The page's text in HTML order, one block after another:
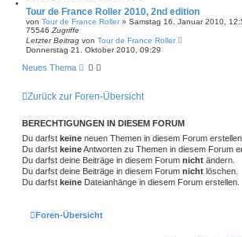
Tour de France Roller 2010, 2nd edition
von Tour de France Roller» Samstag 16. Januar 2010,
75546 Zugriffe
Letzter Beitrag von Tour de France Roller
Donnerstag 21. Oktober 2010, 09:29
Neues Thema
Zurück zur Foren-Übersicht
BERECHTIGUNGEN IN DIESEM FORUM
Du darfst keine neuen Themen in diesem Forum erstellen.
Du darfst keineAntworten zu Themen in diesem Forum
Du darfst deine Beiträge in diesem Forum nicht ändern.
Du darfst deine Beiträge in diesem Forum nicht löschen.
Du darfst keine Dateianhänge in diesem Forum erstellen.
Foren-Übersicht